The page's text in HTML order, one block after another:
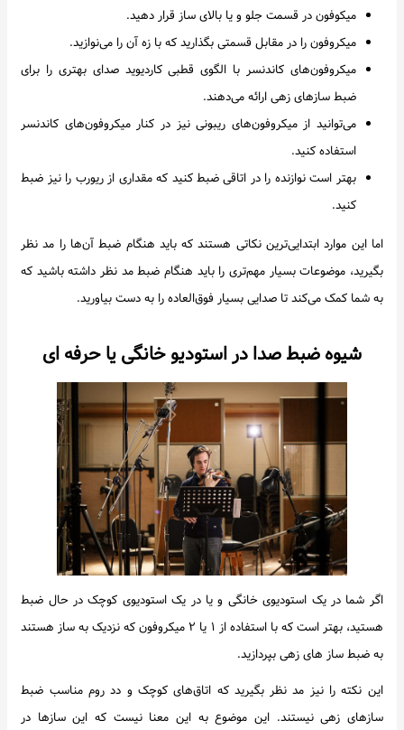
میکوفون در قسمت جلو و یا بالای ساز قرار دهید.
میکروفون را در مقابل قسمتی بگذارید که با زه آن را می‌نوازید.
میکروفون‌های کاندنسر با الگوی قطبی کاردیوید صدای بهتری را برای
ضبط سازهای زهی ارائه می‌دهند.
می‌توانید از میکروفون‌های ریبونی نیز در کنار میکروفون‌های کاندنسر
استفاده کنید.
بهتر است نوازنده را در اتاقی ضبط کنید که مقداری از ریورب را نیز ضبط
کنید.
اما این موارد ابتدایی‌ترین نکاتی هستند که باید هنگام ضبط آن‌ها را مد نظر
بگیرید، موضوعات بسیار مهم‌تری را باید هنگام ضبط مد نظر داشته باشید که
به شما کمک می‌کند تا صدایی بسیار فوق‌العاده را به دست بیاورید.
شیوه ضبط صدا در استودیوخانگی یا حرفه ای
اگر شما در یک استودیوی خانگی و یا در یک استودیوی کوچک در حال ضبط
هستید، بهتر است که با استفاده از ۱ یا ۲ میکروفون که نزدیک به ساز هستند
به ضبط ساز های زهی بپردازید.
این نکته را نیز مد نظر بگیرید که اتاق‌های کوچک و دد روم مناسب ضبط
سازهای زهی نیستند. این موضوع به این معنا نیست که این سازها در